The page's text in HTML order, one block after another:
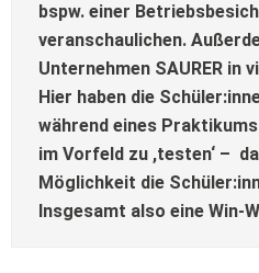
bspw. einer
veranschaulichen.
Unternehmen SAURER in
Hier haben die
während eines
im Vorfeld zu ,testen‘ –
Möglichkeit die
Insgesamt also eine Win-